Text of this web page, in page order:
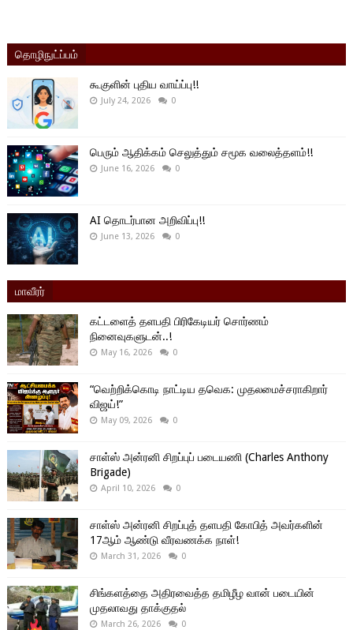
தொழிநுட்ப்பம்
கூகுளின் புதிய வாய்ப்பு!!
July 24, 2026 0
பெரும் ஆதிக்கம் செலுத்தும் சமூக வலைத்தளம்!!
June 16, 2026 0
AI தொடர்பான அறிவிப்பு!!
June 13, 2026 0
மாவீரர்
கட்டளைத் தளபதி பிரிகேடியர் சொர்ணம்
நினைவுகளுடன்..!
May 16, 2026 0
“வெற்றிக்கொடி நாட்டிய தவெக: முதலமைச்சராகிறார்
விஜய்!”
May 09, 2026 0
சாள்ஸ் அன்ரனி சிறப்புப் படையணி (Charles Anthony
Brigade)
April 10, 2026 0
சாள்ஸ் அன்ரனி சிறப்புத் தளபதி கோபித் அவர்களின்
17ஆம் ஆண்டு வீரவணக்க நாள்!
March 31, 2026 0
சிங்களத்தை அதிரவைத்த தமிழீழ வான் படையின்
முதலாவது தாக்குதல்
March 26, 2026 0